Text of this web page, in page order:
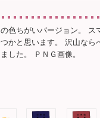
色ちがいバージョン。 ス
かと思います。 沢山な
した。 ＰＮＧ画像。